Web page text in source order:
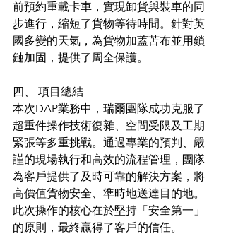
前預約重載卡車，實現卸貨與裝車的同
步進行，縮短了貨物等待時間。針對英
國多變的天氣，為貨物加蓋苫布並用鎖
鏈加固，提供了周全保護。
四、 項目總結
本次DAP業務中，瑞爾團隊成功克服了
超重件操作技術復雜、空間受限及工期
緊張等多重挑戰。通過專業的預判、嚴
謹的現場執行和高效的流程管理，團隊
為客戶提供了及時可靠的解決方案，將
高價值貨物安全、準時地送達目的地。
此次操作的核心在於堅持「安全第一」
的原則，最終贏得了客戶的信任。